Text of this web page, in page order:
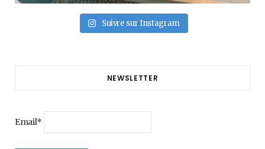
Suivre sur Instagram
NEWSLETTER
Email*